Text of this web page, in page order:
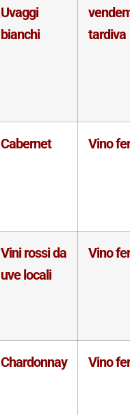
Uvaggi
bianchi
tardiva
Cabernet Vino
Vini rossi da
uve locali
Vino
Chardonnay Vino